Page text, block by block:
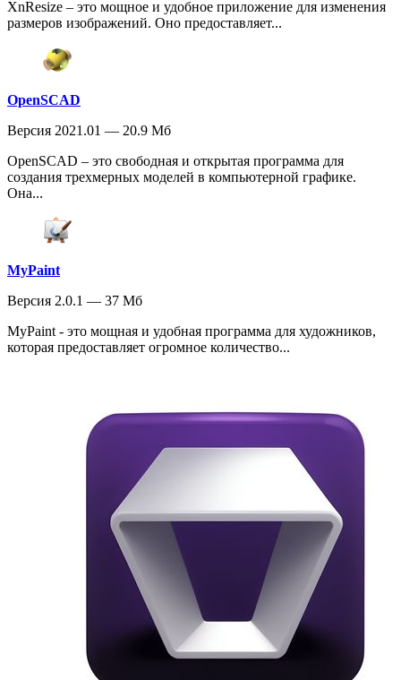
XnResize – это мощное и удобное приложение для изменения
размеров изображений. Оно предоставляет...
OpenSCAD
Версия 2021.01 — 20.9 Мб
OpenSCAD – это свободная и открытая программа для
создания трехмерных моделей в компьютерной графике.
Она...
MyPaint
Версия 2.0.1 — 37 Мб
MyPaint - это мощная и удобная программа для художников,
которая предоставляет огромное количество...